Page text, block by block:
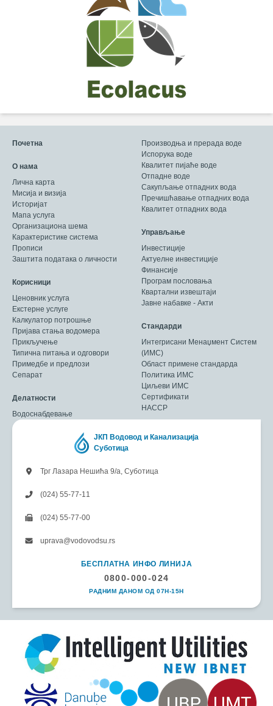
Почетна
О нама
Лична карта
Мисија и визија
Историјат
Мапа услуга
Организациона шема
Карактеристике система
Прописи
Заштита података о личности
Корисници
Ценовник услуга
Екстерне услуге
Калкулатор потрошње
Пријава стања водомера
Прикључење
Типична питања и одговори
Примедбе и предлози
Сепарат
Делатности
Водоснабдевање
Производња и прерада воде
Испорука воде
Квалитет пијаће воде
Отпадне воде
Сакупљање отпадних вода
Пречишћавање отпадних вода
Квалитет отпадних вода
Управљање
Инвестиције
Актуелне инвестиције
Финансије
Програм пословања
Квартални извештаји
Јавне набавке - Акти
Стандарди
Интегрисани Менаџмент Систем
(ИМС)
Област примене стандарда
Политика ИМС
Циљеви ИМС
Сертификати
HACCP
ЈКП Водовод и Канализација
Суботица
Трг Лазара Нешића 9/а, Суботица
(024) 55-77-11
(024) 55-77-00
uprava@vodovodsu.rs
БЕСПЛАТНА ИНФО ЛИНИЈА
0800-000-024
РАДНИМ ДАНОМ ОД 07H-15H